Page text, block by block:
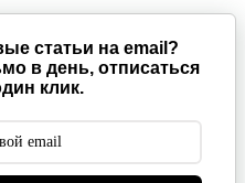
статьи на email?
в день, отписаться
клик.